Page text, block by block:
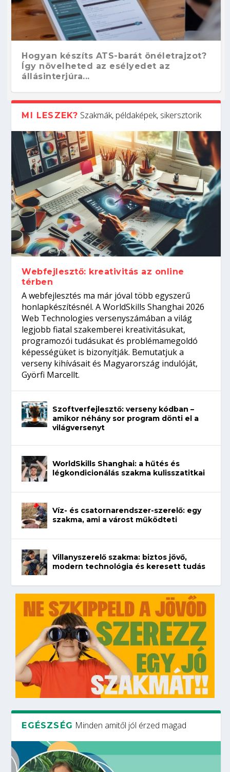
Hogyan készíts ATS-barát önéletrajzot?
Így növelheted az esélyedet az
állásinterjúra...
Kitalálod, mire használják ezeket a
gépeket?
Nem sikerült az egyetemi felvételi?
Tanulj szakmát!
Szoftverfejlesztő: verseny kódban –
amikor néhány sor program dönti el a
világversenyt...
Digitális detox – hogyan kapcsolódj ki
telefon nélkül?
MI LESZEK? Szakmák, példaképek, sikersztorik
Webfejlesztő: kreativitás az online
térben
A webfejlesztés ma már jóval több egyszerű
honlapkészítésnél. A WorldSkills Shanghai 2026
Web Technologies versenyszámában a világ
legjobb fiatal szakemberei kreativitásukat,
programozói tudásukat és problémamegoldó
képességüket is bizonyítják. Bemutatjuk a
verseny kihívásait és Magyarország indulóját,
Györfi Marcellt.
Szoftverfejlesztő: verseny kódban –
amikor néhány sor program dönti el a
világversenyt
WorldSkills Shanghai: a hűtés és
légkondicionálás szakma kulisszatitkai
Víz- és csatornarendszer-szerelő: egy
szakma, ami a várost működteti
Villanyszerelő szakma: biztos jövő,
modern technológia és keresett tudás
EGÉSZSÉG Minden amitől jól érzed magad